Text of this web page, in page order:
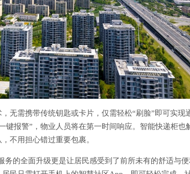
无需携带传统钥匙或卡片，仅需轻松“刷脸”即可实现
报警”，物业人员将在第一时间响应。智能快递柜
不用担心错过重要包裹。
的全面升级更是让居民感受到了前所未有的舒适与